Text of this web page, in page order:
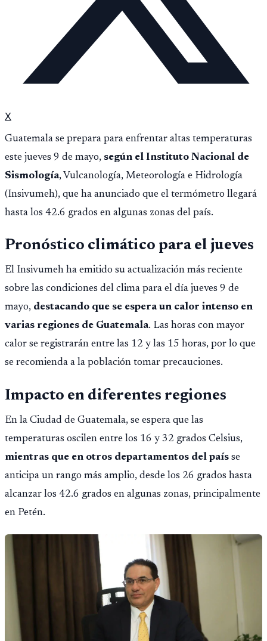
X
Guatemala se prepara para enfrentar altas temperaturas
este jueves 9 de mayo, según el Instituto Nacional de
Sismología, Vulcanología, Meteorología e Hidrología
(Insivumeh), que ha anunciado que el termómetro llegará
hasta los 42.6 grados en algunas zonas del país.
Pronóstico climático para el jueves
El Insivumeh ha emitido su actualización más reciente
sobre las condiciones del clima para el día jueves 9 de
mayo, destacando que se espera un calor intenso en
varias regiones de Guatemala. Las horas con mayor
calor se registrarán entre las 12 y las 15 horas, por lo que
se recomienda a la población tomar precauciones.
Impacto en diferentes regiones
En la Ciudad de Guatemala, se espera que las
temperaturas oscilen entre los 16 y 32 grados Celsius,
mientras que en otros departamentos del país se
anticipa un rango más amplio, desde los 26 grados hasta
alcanzar los 42.6 grados en algunas zonas, principalmente
en Petén.